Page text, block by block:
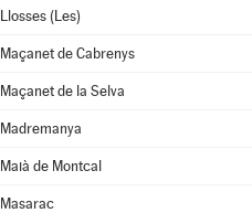
Llosses (Les)
Maçanet de Cabrenys
Maçanet de la Selva
Madremanya
Maià de Montcal
Masarac